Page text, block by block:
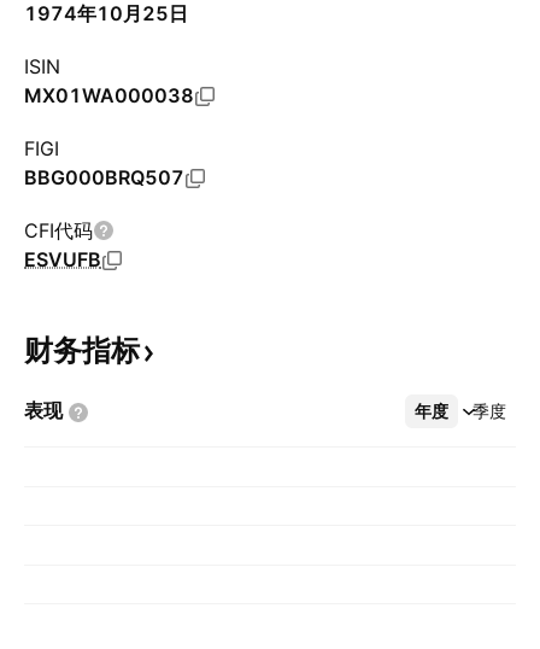
1974年10月25日
ISIN
MX01WA000038
FIGI
BBG000BRQ507
CFI代码
ESVUFB
财务指标
表现 年度 季度
更多